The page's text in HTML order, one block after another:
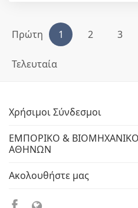
Πρώτη 1 2 3
Τελευταία
Χρήσιμοι Σύνδεσμοι
ΕΜΠΟΡΙΚΟ &
ΑΘΗΝΩΝ
Ακολουθήστε μας